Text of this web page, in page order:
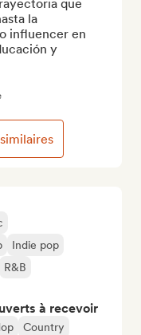
Indie pop
R&B
à recevoir
Country
que
la
influencer en
y